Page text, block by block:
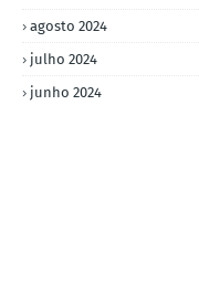
agosto 2024
julho 2024
junho 2024